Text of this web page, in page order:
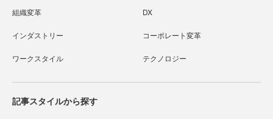
組織変革 DX
インダストリー コーポレート変革
ワークスタイル テクノロジー
記事スタイルから探す